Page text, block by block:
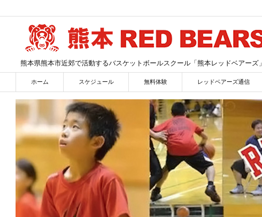
熊本県熊本市近郊で活動するバスケットボールスクール「熊本レッドベアーズ」
ホーム スケジュール 無料体験 レッドベアーズ通信